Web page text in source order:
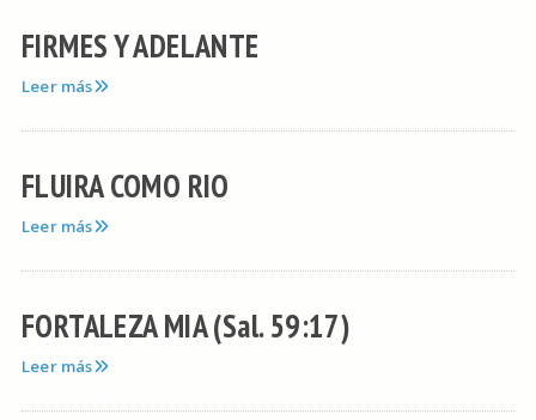
FIRMES Y ADELANTE
Leer más
FLUIRA COMO RIO
Leer más
FORTALEZA MIA (Sal. 59:17)
Leer más